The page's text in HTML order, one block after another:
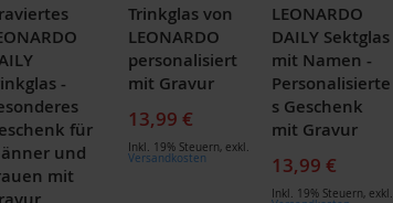
-
für
und
mit
Trinkglas von
LEONARDO
personalisiert
mit Gravur
13,99 €
Inkl. 19% Steuern, exkl.
Versandkosten
LEONARDO
DAILY Sektglas
mit Namen -
Personalisierte
s Geschenk
mit Gravur
13,99 €
Inkl. 19% Steuern, exkl.